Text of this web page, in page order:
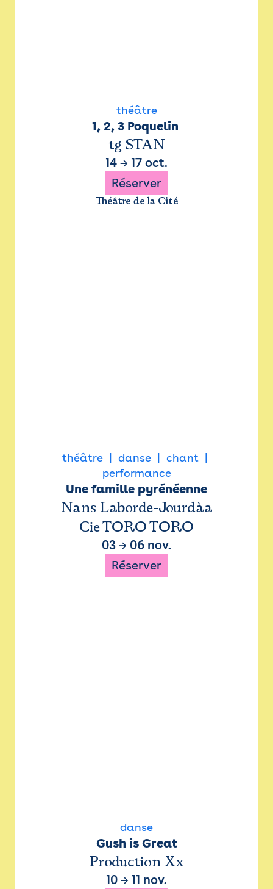
théâtre
1, 2, 3 Poquelin
tg STAN
14 → 17 oct.
Réserver
Théâtre de la Cité
théâtre danse
chant
performance
Une famille pyrénéenne
Nans Laborde-Jourdàa
Cie TORO TORO
03 → 06 nov.
Réserver
danse
Gush is Great
Production Xx
10 → 11 nov.